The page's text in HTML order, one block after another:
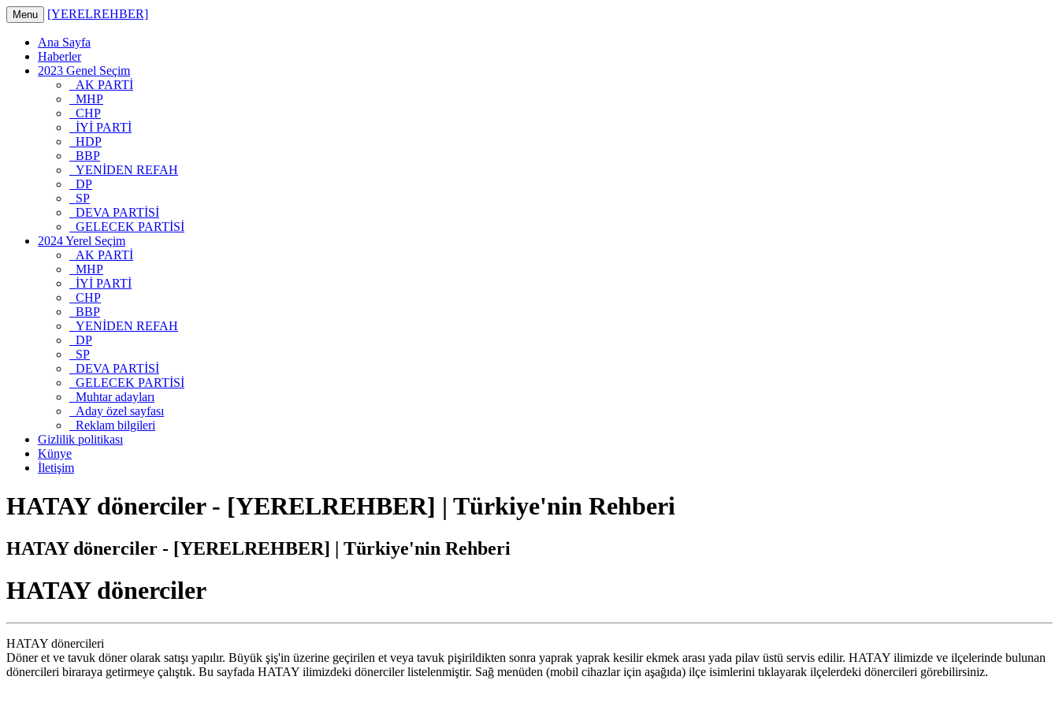
Menu [YERELREHBER]
Ana Sayfa
Haberler
2023 Genel Seçim
AK PARTİ
MHP
CHP
İYİ PARTİ
HDP
BBP
YENİDEN REFAH
DP
SP
DEVA PARTİSİ
GELECEK PARTİSİ
2024 Yerel Seçim
AK PARTİ
MHP
İYİ PARTİ
CHP
BBP
YENİDEN REFAH
DP
SP
DEVA PARTİSİ
GELECEK PARTİSİ
Muhtar adayları
Aday özel sayfası
Reklam bilgileri
Gizlilik politikası
Künye
İletişim
HATAY dönerciler - [YERELREHBER] | Türkiye'nin Rehberi
HATAY dönerciler - [YERELREHBER] | Türkiye'nin Rehberi
HATAY dönerciler
HATAY dönercileri
Döner et ve tavuk döner olarak satışı yapılır. Büyük şiş'in üzerine geçirilen et veya tavuk pişirildikten sonra yaprak yaprak kesilir ekmek arası yada pilav üstü servis edilir. HATAY ilimizde ve ilçelerinde bulunan
dönercileri biraraya getirmeye çalıştık. Bu sayfada HATAY ilimizdeki dönerciler listelenmiştir. Sağ menüden (mobil cihazlar için aşağıda) ilçe isimlerini tıklayarak ilçelerdeki dönercileri görebilirsiniz.